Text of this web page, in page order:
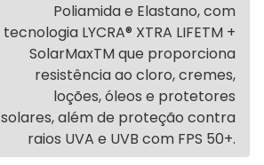
Poliamida e Elastano, com
tecnologia LYCRA® XTRA LIFETM +
SolarMaxTM que proporciona
resistência ao cloro, cremes,
loções, óleos e protetores
solares, além de proteção contra
raios UVA e UVB com FPS 50+.